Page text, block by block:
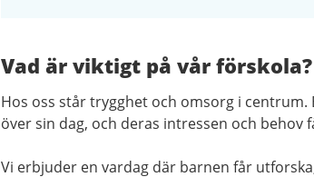
Vad är viktigt på vår förskola?
Hos oss står trygghet och omsorg i
över sin dag, och deras intressen och behov
Vi erbjuder en vardag där barnen får